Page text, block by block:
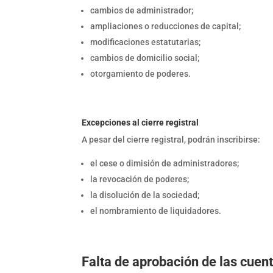
cambios de administrador;
ampliaciones o reducciones de capital;
modificaciones estatutarias;
cambios de domicilio social;
otorgamiento de poderes.
Excepciones al cierre registral
A pesar del cierre registral, podrán inscribirse:
el cese o dimisión de administradores;
la revocación de poderes;
la disolución de la sociedad;
el nombramiento de liquidadores.
Falta de aprobación de las